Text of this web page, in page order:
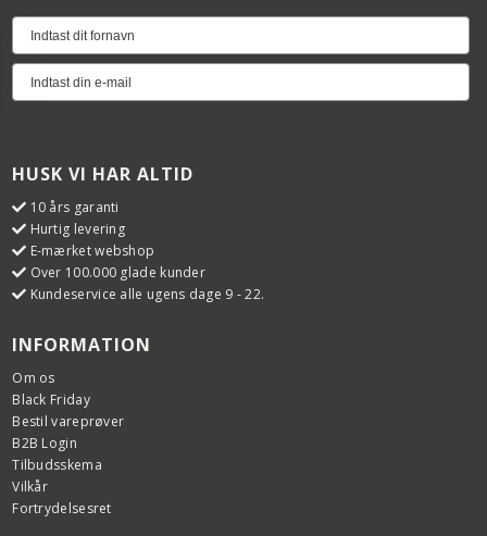
HUSK VI HAR ALTID
10 års garanti
Hurtig levering
E-mærket webshop
Over 100.000 glade kunder
Kundeservice alle ugens dage 9 - 22.
INFORMATION
Om os
Black Friday
Bestil vareprøver
B2B Login
Tilbudsskema
Vilkår
Fortrydelsesret